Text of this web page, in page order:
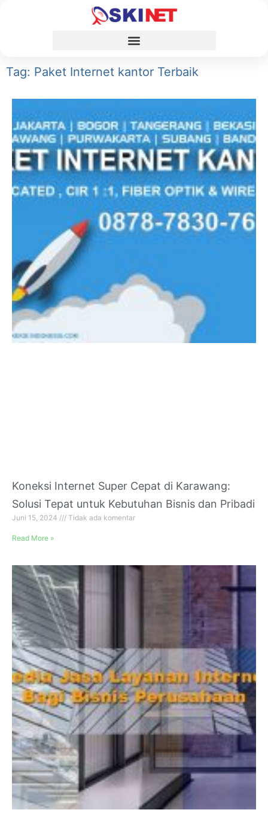
Tag: Paket Internet kantor Terbaik
Koneksi Internet Super Cepat di Karawang:
Solusi Tepat untuk Kebutuhan Bisnis dan Pribadi
Juni 15, 2024 Tidak ada komentar
Read More »